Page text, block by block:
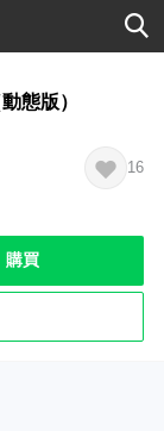
態版）
16
購買